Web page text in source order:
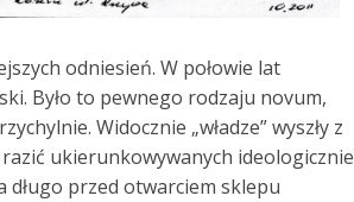
odniesień. W połowie lat
Było to pewnego rodzaju novum,
Widocznie „władze” wyszły z
ukierunkowywanych ideologicznie
długo przed otwarciem sklepu